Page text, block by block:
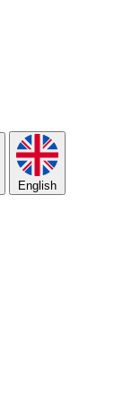
English